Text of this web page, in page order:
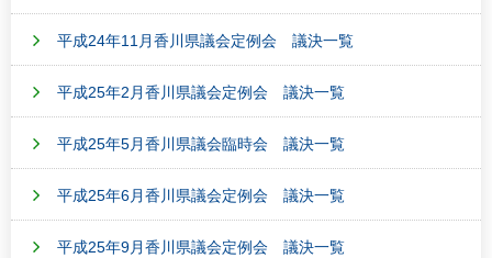
平成24年11月香川県議会定例会 議決一覧
平成25年2月香川県議会定例会 議決一覧
平成25年5月香川県議会臨時会 議決一覧
平成25年6月香川県議会定例会 議決一覧
平成25年9月香川県議会定例会 議決一覧